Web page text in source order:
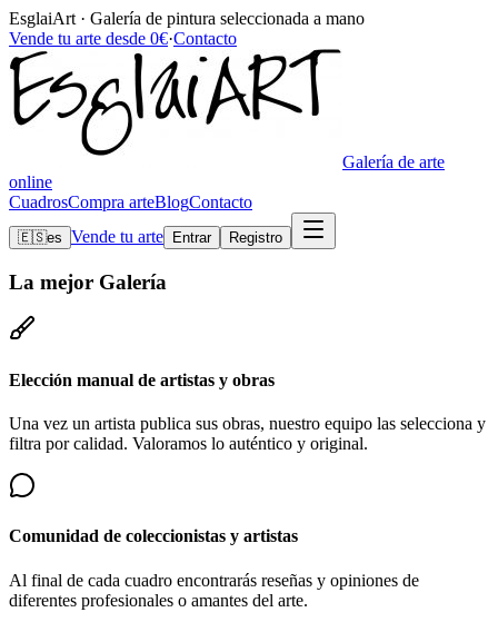
EsglaiArt · Galería de pintura seleccionada a mano
Vende tu arte desde 0€·Contacto
Galería de arte
online
CuadrosCompra arteBlogContacto
🇪🇸es Vende tu arte Entrar Registro
La mejor Galería
Elección manual de artistas y obras
Una vez un artista publica sus obras, nuestro equipo las selecciona y
filtra por calidad. Valoramos lo auténtico y original.
Comunidad de coleccionistas y artistas
Al final de cada cuadro encontrarás reseñas y opiniones de
diferentes profesionales o amantes del arte.